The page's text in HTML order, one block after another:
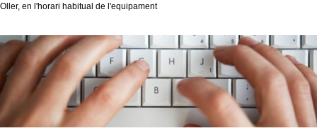
s
Oller, en l'horari habitual de l'equipament